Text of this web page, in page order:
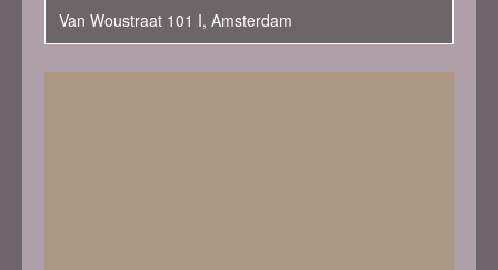
Van Woustraat 101 I, Amsterdam